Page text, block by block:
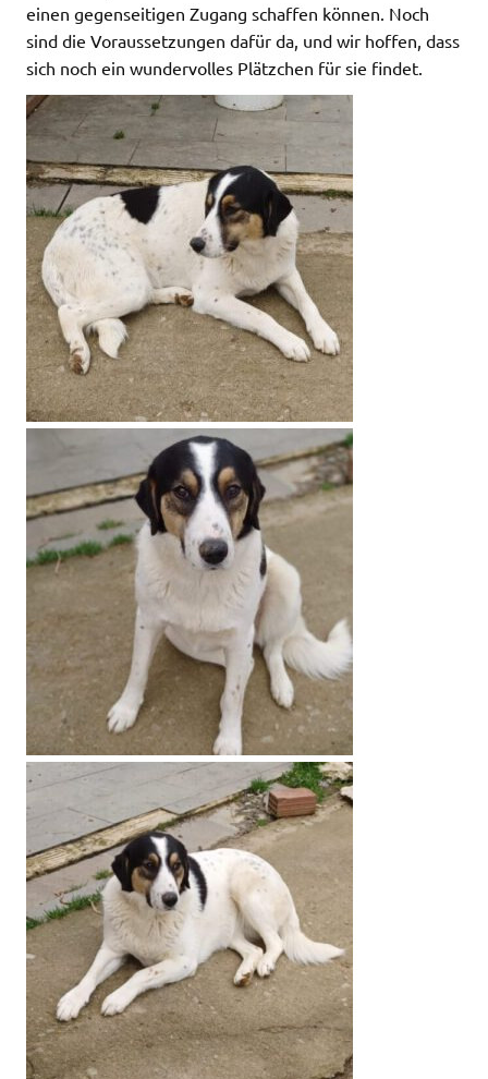
einen gegenseitigen Zugang schaffen können. Noch
sind die Voraussetzungen dafür da, und wir hoffen, dass
sich noch ein wundervolles Plätzchen für sie findet.